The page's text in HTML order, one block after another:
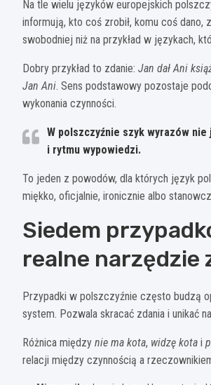
Na tle wielu języków europejskich
informują, kto coś zrobił, komu coś
swobodniej niż na przykład w językach,
Dobry przykład to zdanie: Jan dał Ani
Jan Ani. Sens podstawowy pozostaje
wykonania czynności.
W polszczyźnie szyk wyrazów
i rytmu wypowiedzi.
To jeden z powodów, dla których język
miękko, oficjalnie, ironicznie albo
Siedem
realne narzędzie
Przypadki w polszczyźnie często budzą
system. Pozwala skracać zdania i unikać
Różnica między nie ma kota, widzę kota i
relacji między czynnością a